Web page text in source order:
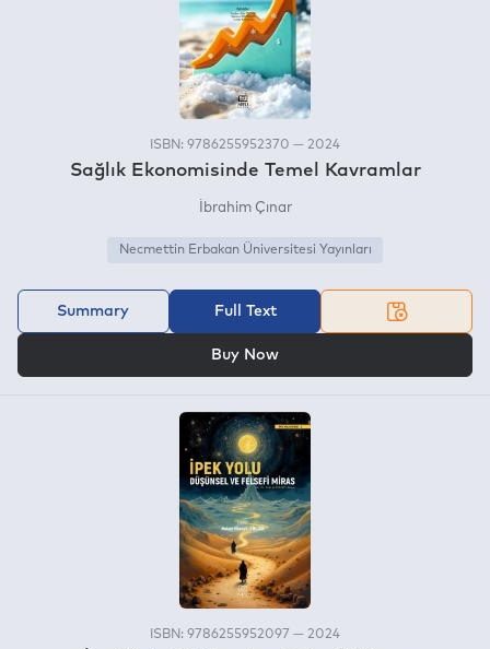
ISBN: 9786255952370 — 2024
Sağlık Ekonomisinde Temel Kavramlar
İbrahim Çınar
Necmettin Erbakan Üniversitesi Yayınları
Summary Full Text
Buy Now
ISBN: 9786255952097 — 2024